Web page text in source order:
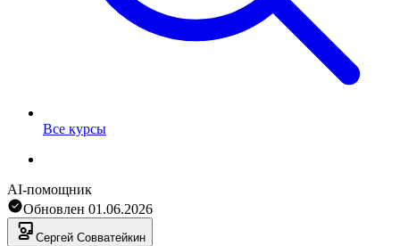
Все курсы
AI-помощник
Обновлен 01.06.2026
Сергей Совватейкин